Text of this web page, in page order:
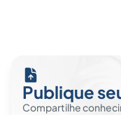
Publique
Compartilhe